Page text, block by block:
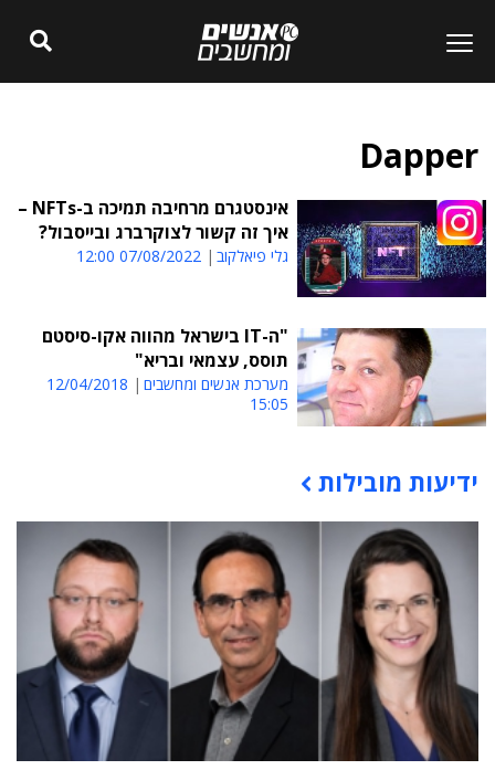
Dapper
אינסטגרם מרחיבה תמיכה ב-NFTs –
איך זה קשור לצוקרברג ובייסבול?
גלי פיאלקוב 07/08/2022 12:00
"ה-IT בישראל מהווה אקו-סיסטם
תוסס, עצמאי ובריא"
מערכת אנשים ומחשבים
12/04/2018
15:05
תוכן פרסומי
ידיעות מובילות